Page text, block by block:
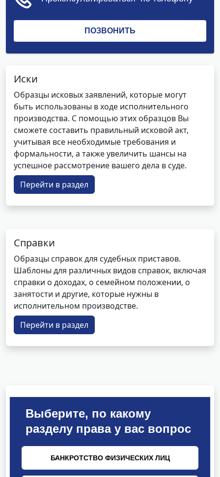
Иски
Образцы исковых заявлений, которые могут
быть использованы в ходе исполнительного
производства. С помощью этих образцов Вы
сможете составить правильный исковой акт,
учитывая все необходимые требования и
формальности, а также увеличить шансы на
успешное рассмотрение вашего дела в суде.
Перейти в раздел
Справки
Образцы справок для судебных приставов.
Шаблоны для различных видов справок, включая
справки о доходах, о семейном положении, о
занятости и другие, которые нужны в
исполнительном производстве.
Перейти в раздел